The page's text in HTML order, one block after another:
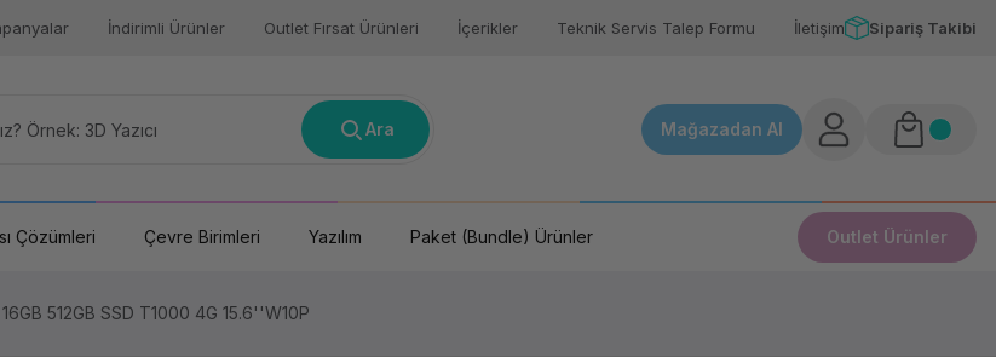
İndirimli Ürünler Outlet Fırsat Ürünleri İçerikler Teknik Servis Talep Formu İletişim Sipariş Takibi
Ara Mağazadan Al
Çözümleri Çevre Birimleri Yazılım Paket (Bundle) Ürünler Outlet Ürünler
512GB SSD T1000 4G 15.6''W10P